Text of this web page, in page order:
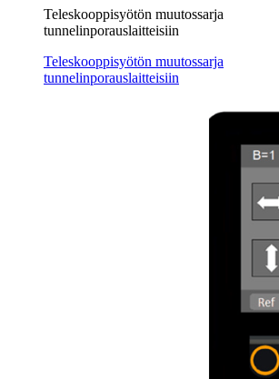
Teleskooppisyötön muutossarja
tunnelinporauslaitteisiin
Teleskooppisyötön muutossarja
tunnelinporauslaitteisiin